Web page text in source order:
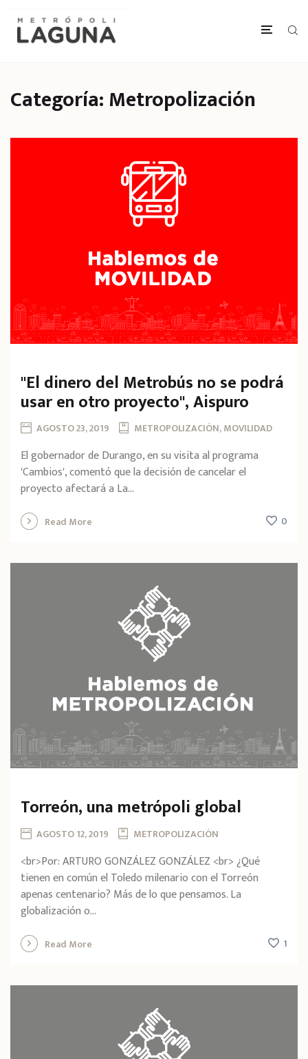
Categoría:Metropolización
"El dinero del Metrobús no se podrá
usar en otro proyecto", Aispuro
AGOSTO 23, 2019 METROPOLIZACIÓN, MOVILIDAD
El gobernador de Durango, en su visita al programa
'Cambios', comentó que la decisión de cancelar el
proyecto afectará a La...
Read More 0
Torreón, una metrópoli global
AGOSTO 12, 2019 METROPOLIZACIÓN
<br>Por: ARTURO GONZÁLEZ GONZÁLEZ <br> ¿Qué
tienen en común el Toledo milenario con el Torreón
apenas centenario? Más de lo que pensamos. La
globalización o...
Read More 1